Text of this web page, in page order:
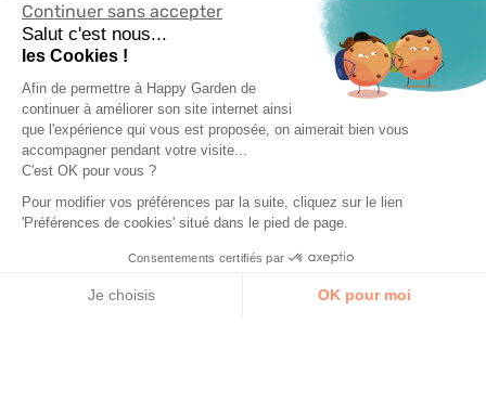
Continuer sans accepter
Salut c'est nous...
les Cookies !
Afin de permettre à Happy Garden de
continuer à améliorer son site internet ainsi
que l'expérience qui vous est proposée, on aimerait bien vous
accompagner pendant votre visite...
C'est OK pour vous ?
Pour modifier vos préférences par la suite, cliquez sur le lien
'Préférences de cookies' situé dans le pied de page.
Consentements certifiés par
Je choisis OK pour moi
Happy Garden
Nos services
Suivez-nous